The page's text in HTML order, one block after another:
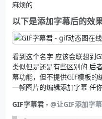
麻烦的
以下是添加字幕后的效
看到这个名字 应该会联想到
类似但是还是有些区别的 后
幕功能，但不提供GIF模板的
一帧图片的编辑添加字幕 任
GIF字幕君 - @让GIF添加字